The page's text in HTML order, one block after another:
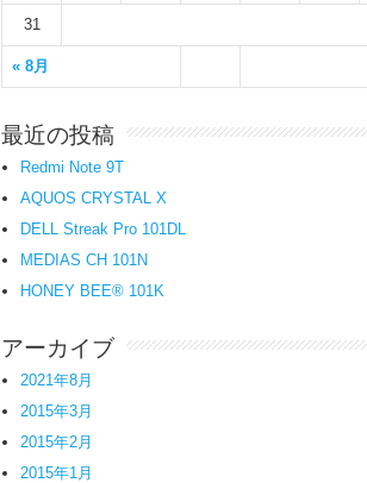
« 8月
31
最近の投稿
Redmi Note 9T
AQUOS CRYSTAL X
DELL Streak Pro 101DL
MEDIAS CH 101N
HONEY BEE® 101K
アーカイブ
2021年8月
2015年3月
2015年2月
2015年1月